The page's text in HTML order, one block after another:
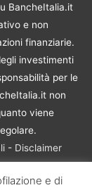
BancheItalia.it
e non
finanziarie.
investimenti
per le
non
viene
- Disclaimer
riservati. |
e di